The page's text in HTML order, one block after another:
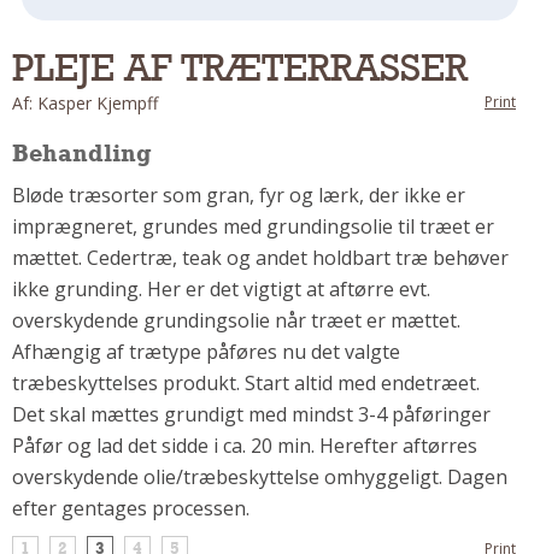
Indendørs
Udendørs
Kan Det Males?
MURER
Nybygning
Reparationer
Om Materialer
Om Værktøj
GLARMESTER
Udskiftning Og Montage
Om Materialer
HANDYMAN
Tips Og Tricks
Kemi
Andet
PLEJE AF TRÆTERRASSER
Af: Kasper Kjempff Print
Behandling
Bløde træsorter som gran, fyr og lærk, der ikke er
imprægneret, grundes med grundingsolie til træet er
mættet. Cedertræ, teak og andet holdbart træ behøver
ikke grunding. Her er det vigtigt at aftørre evt.
overskydende grundingsolie når træet er mættet.
Afhængig af trætype påføres nu det valgte
træbeskyttelses produkt. Start altid med endetræet.
Det skal mættes grundigt med mindst 3-4 påføringer
Påfør og lad det sidde i ca. 20 min. Herefter aftørres
overskydende olie/træbeskyttelse omhyggeligt. Dagen
efter gentages processen.
1 2 3 4 5 Print